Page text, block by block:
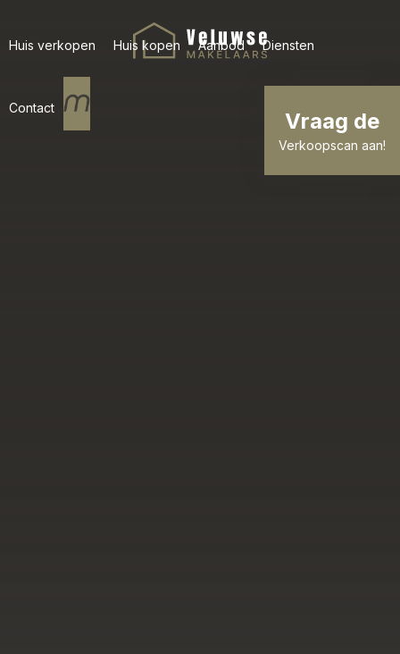
Huis verkopen Huis kopen Aanbod Diensten
Contact Vraag de
Verkoopscan aan!